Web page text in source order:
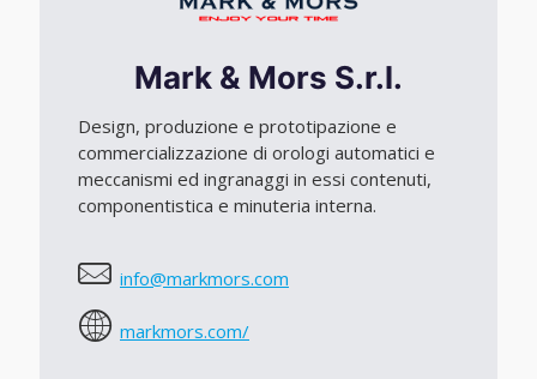
Mark & Mors S.r.l.
Design, produzione e prototipazione e
commercializzazione di orologi automatici e
meccanismi ed ingranaggi in essi contenuti,
componentistica e minuteria interna.
info@markmors.com
markmors.com/